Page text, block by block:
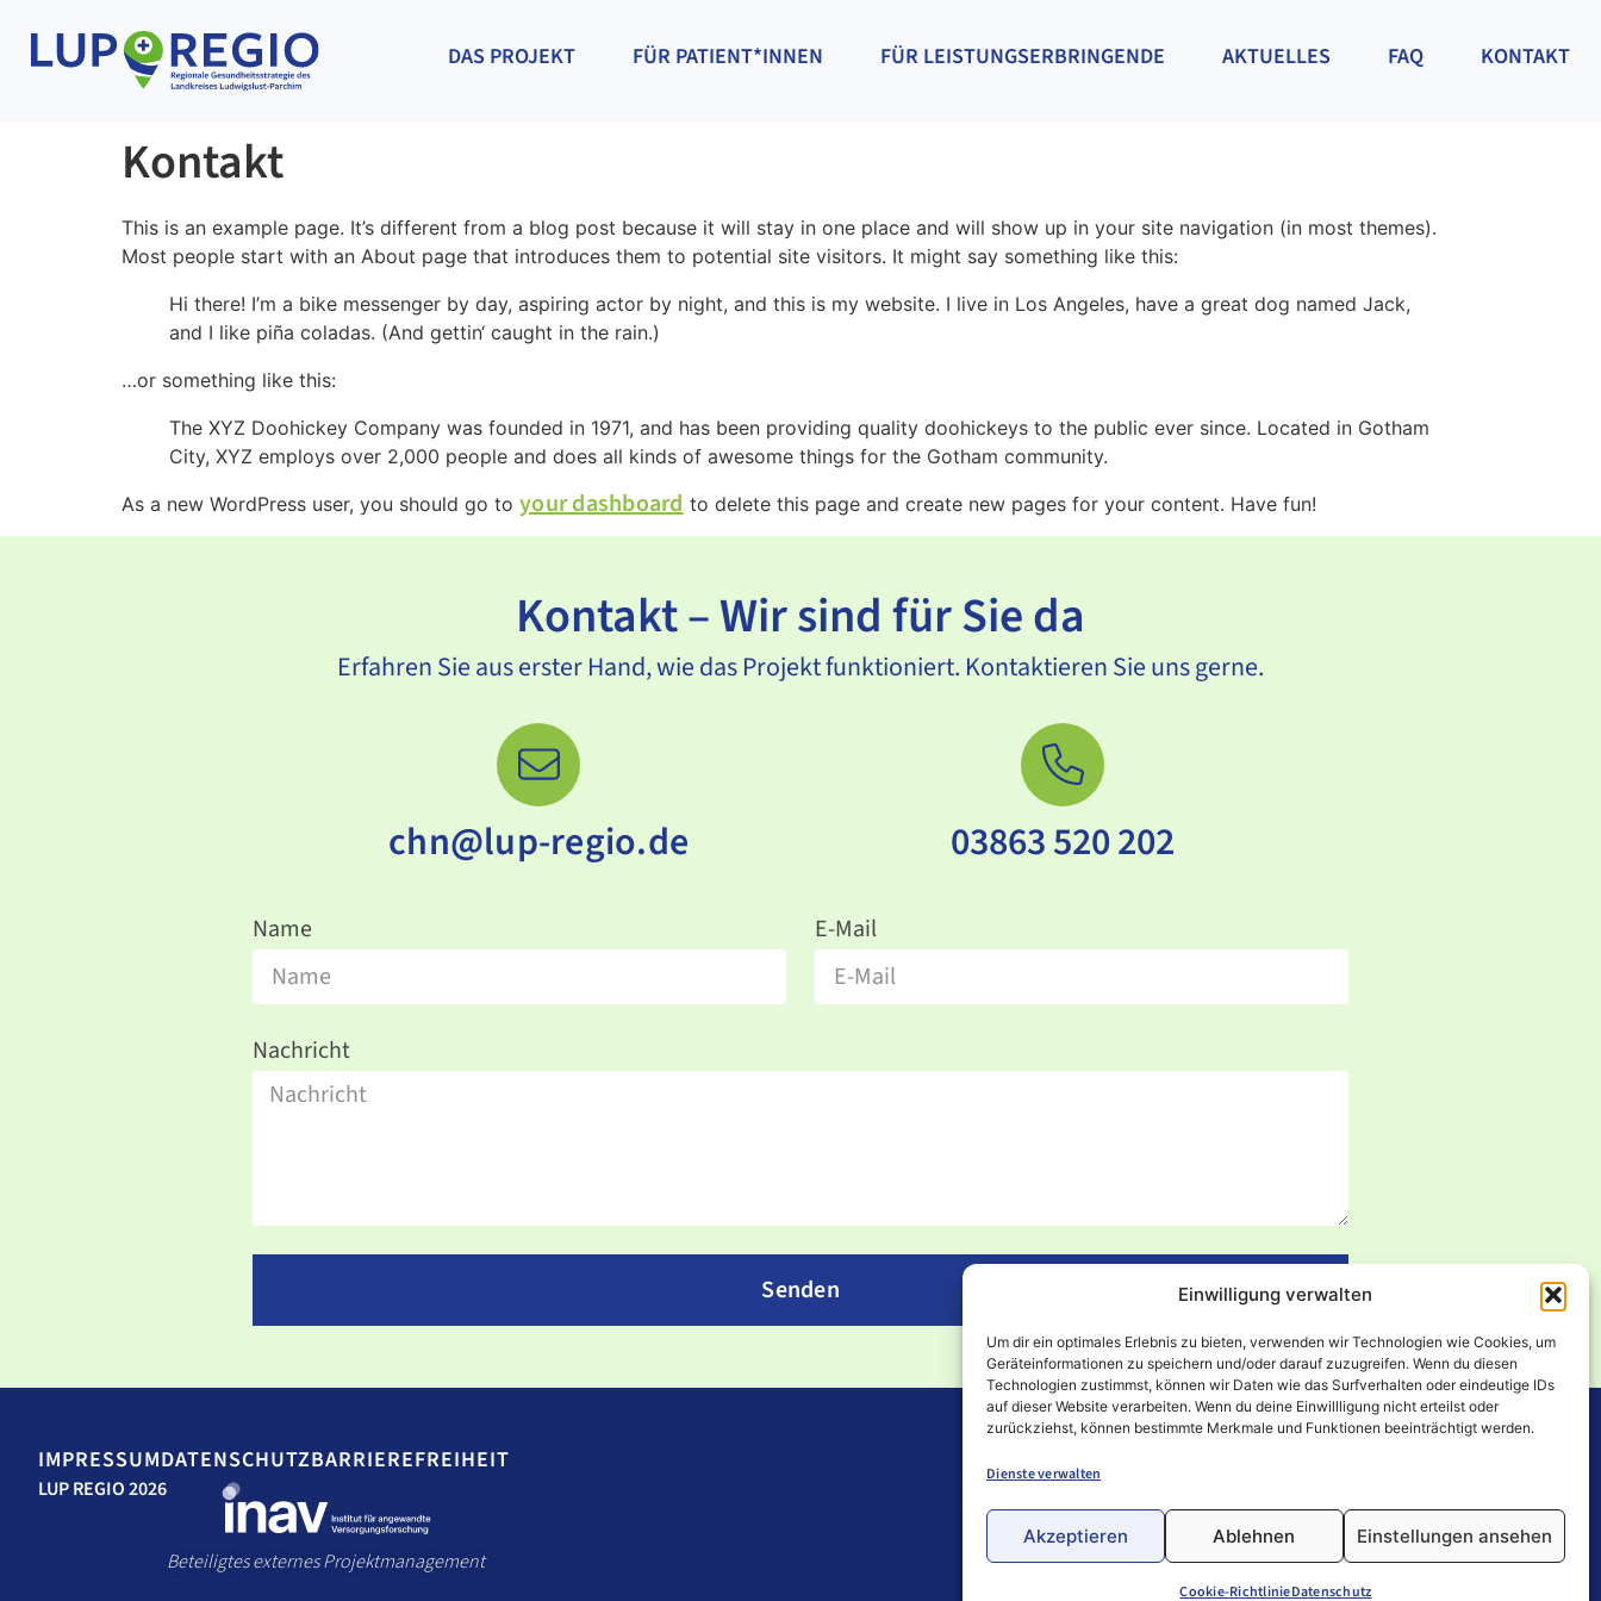
Einwilligung verwalten
Um dir ein optimales Erlebnis zu bieten, verwenden wir Technologien wie Cookies, um
Geräteinformationen zu speichern und/oder darauf zuzugreifen. Wenn du diesen
Technologien zustimmst, können wir Daten wie das Surfverhalten oder eindeutige IDs
auf dieser Website verarbeiten. Wenn du deine Einwillligung nicht erteilst oder
zurückziehst, können bestimmte Merkmale und Funktionen beeinträchtigt werden.
Dienste verwalten
Akzeptieren Ablehnen Einstellungen ansehen
Cookie-RichtlinieDatenschutz
DAS PROJEKT FÜR PATIENT*INNEN FÜR LEISTUNGSERBRINGENDE AKTUELLES FAQ KONTAKT
Kontakt
This is an example page. It’s different from a blog post because it will stay in one place and will show up in your site navigation (in most themes).
Most people start with an About page that introduces them to potential site visitors. It might say something like this:
Hi there! I’m a bike messenger by day, aspiring actor by night, and this is my website. I live in Los Angeles, have a great dog named Jack,
and I like piña coladas. (And gettin‘ caught in the rain.)
…or something like this:
The XYZ Doohickey Company was founded in 1971, and has been providing quality doohickeys to the public ever since. Located in Gotham
City, XYZ employs over 2,000 people and does all kinds of awesome things for the Gotham community.
As a new WordPress user, you should go to your dashboard to delete this page and create new pages for your content. Have fun!
Kontakt – Wir sind für Sie da
Erfahren Sie aus erster Hand, wie das Projekt funktioniert. Kontaktieren Sie uns gerne.
chn@lup-regio.de 03863 520 202
Name E-Mail
Nachricht
Senden
IMPRESSUMDATENSCHUTZBARRIEREFREIHEIT
LUP REGIO 2026
Beteiligtes externes Projektmanagement